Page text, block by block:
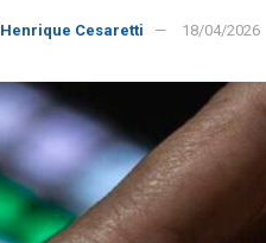
Henrique Cesaretti 18/04/2026